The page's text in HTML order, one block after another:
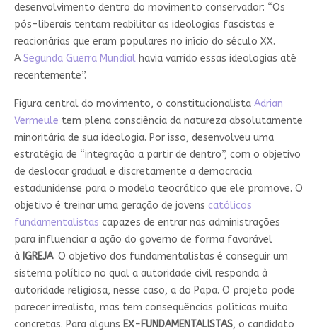
desenvolvimento dentro do movimento conservador: “Os
pós-liberais tentam reabilitar as ideologias fascistas e
reacionárias que eram populares no início do século XX.
A Segunda Guerra Mundialhavia varrido essas ideologias até
recentemente”.
Figura central do movimento, o constitucionalista Adrian
Vermeule tem plena consciência da natureza absolutamente
minoritária de sua ideologia. Por isso, desenvolveu uma
estratégia de “integração a partir de dentro”, com o objetivo
de deslocar gradual e discretamente a democracia
estadunidense para o modelo teocrático que ele promove. O
objetivo é treinar uma geração de jovens católicos
fundamentalistas capazes de entrar nas administrações
para influenciar a ação do governo de forma favorável
à IGREJA. O objetivo dos fundamentalistas é conseguir um
sistema político no qual a autoridade civil responda à
autoridade religiosa, nesse caso, a do Papa. O projeto pode
parecer irrealista, mas tem consequências políticas muito
concretas. Para alguns EX-FUNDAMENTALISTAS, o candidato